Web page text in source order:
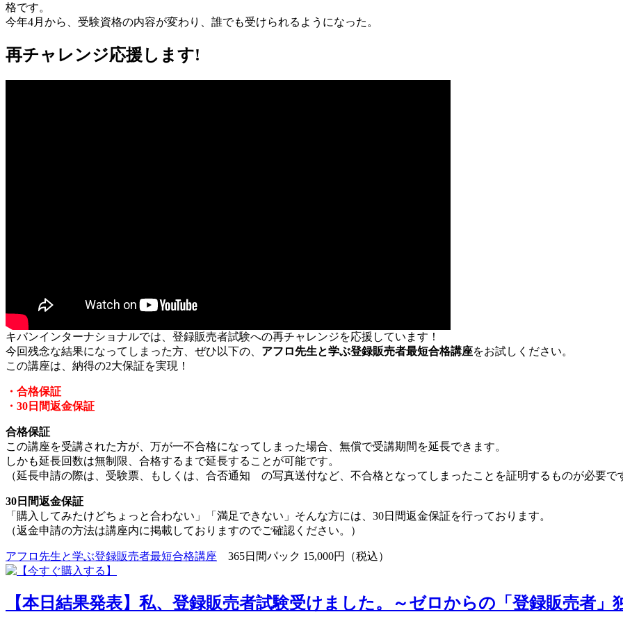
格です。
今年4月から、受験資格の内容が変わり、誰でも受けられるようになった。
再チャレンジ応援します!
キバンインターナショナルでは、登録販売者試験への再チャレンジを応援しています！
今回残念な結果になってしまった方、ぜひ以下の、 アフロ先生と学ぶ登録販売者最短合格講座をお試しください。
この講座は、納得の2大保証を実現！
・合格保証
・30日間返金保証
合格保証
この講座を受講された方が、万が一不合格になってしまった場合、無償で受講期間を延長できます。
しかも延長回数は無制限、合格するまで延長することが可能です。
（延長申請の際は、受験票、もしくは、合否通知 の写真送付など、不合格となってしまったことを証明するものが必要で
30日間返金保証
「購入してみたけどちょっと合わない」「満足できない」そんな方には、30日間返金保証を行っております。
（返金申請の方法は講座内に掲載しておりますのでご確認ください。）
アフロ先生と学ぶ登録販売者最短合格講座 365日間パック 15,000円（税込）
【本日結果発表】私、登録販売者試験受けました。～ゼロからの「登録販売者」